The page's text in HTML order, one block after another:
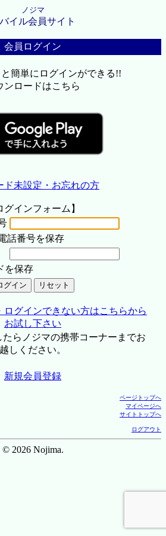
ノジマ
イル会員サイト
会員ログイン
簡単にログインができる!!
ンロードはこちら
ド未設定・お忘れの方
グインフォーム】
話番号を保存
を保存
ログインできない方はこちらから
お試し下さい
らノジマの携帯コーナーまでお
越しください。
新規会員登録
ページトップへ
マイページへ
サイトトップへ
ログアウト
© 2026 Nojima.